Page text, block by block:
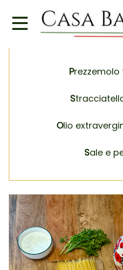
G
Prezzemolo
S
Olio
Sale e